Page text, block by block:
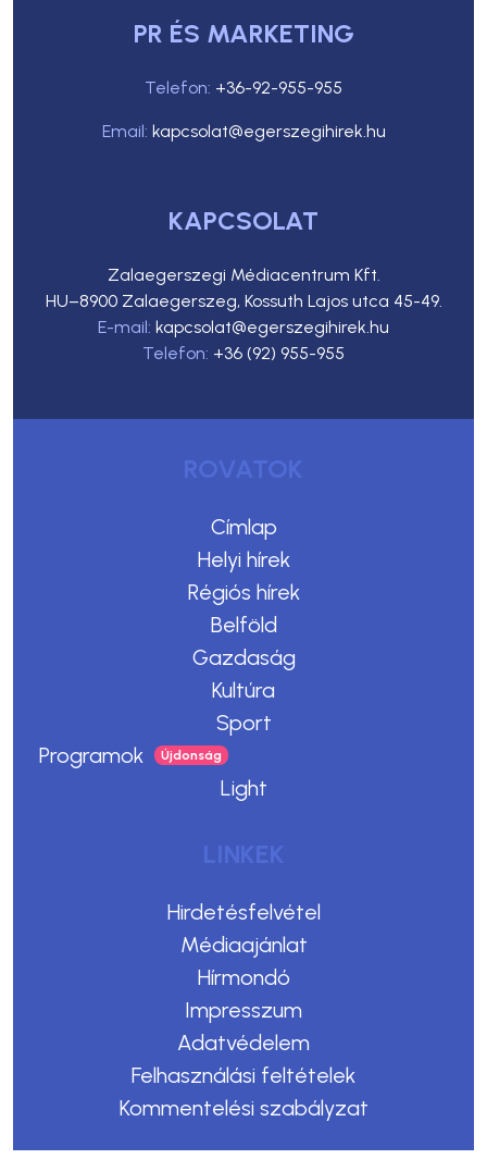
PR ÉS MARKETING
Telefon: +36-92-955-955
Email: kapcsolat@egerszegihirek.hu
KAPCSOLAT
Zalaegerszegi Médiacentrum Kft.
HU–8900 Zalaegerszeg, Kossuth Lajos utca 45-49.
E-mail: kapcsolat@egerszegihirek.hu
Telefon: +36 (92) 955-955
ROVATOK
Címlap
Helyi hírek
Régiós hírek
Belföld
Gazdaság
Kultúra
Sport
Programok
Light
LINKEK
Hirdetésfelvétel
Médiaajánlat
Hírmondó
Impresszum
Adatvédelem
Felhasználási feltételek
Kommentelési szabályzat